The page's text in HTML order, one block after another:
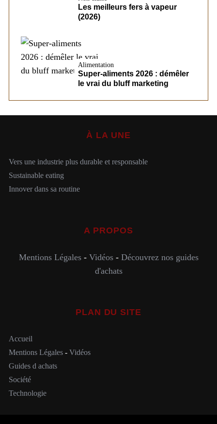
Les meilleurs fers à vapeur
(2026)
Alimentation
Super-aliments 2026 : démêler
le vrai du bluff marketing
À LA UNE
Vers une industrie plus durable et responsable
Sustainable eating
Innover dans sa routine
A PROPOS
Mentions Légales- Vidéos- Découvrez nos guides
d'achats
PLAN DU SITE
Accueil
Mentions Légales- Vidéos
Guides d achats
Société
Technologie